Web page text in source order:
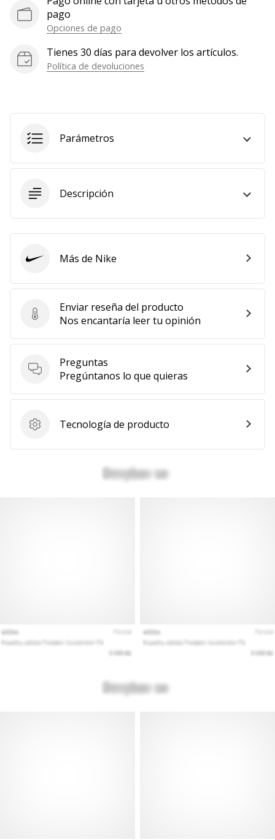
pago
Opciones de pago
Tienes 30 días para devolver los artículos.
Política de devoluciones
Parámetros
Descripción
Enviar reseña del producto
Enviar reseña del producto
Nos encantaría leer tu opinión
Preguntas
Preguntas
Pregúntanos lo que quieras
Tecnología de producto
Tecnología de producto
Nike Más de Nike